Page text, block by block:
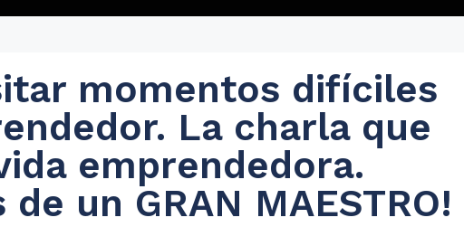
momentos difíciles
La charla que
emprendedora.
de un GRAN MAESTRO!